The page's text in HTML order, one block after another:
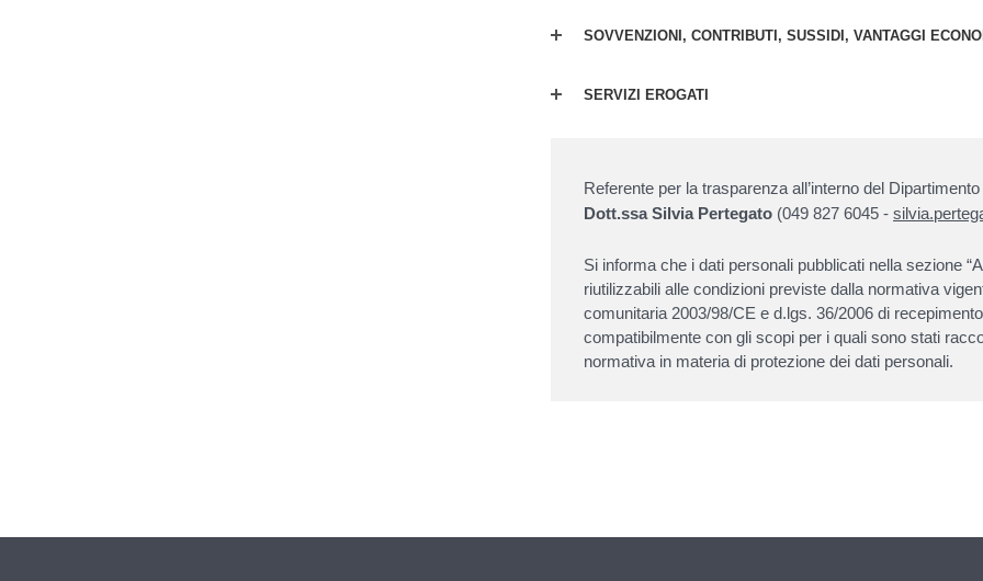
SOVVENZIONI, CONTRIBUTI, SUSSIDI, VANTAGGI
SERVIZI EROGATI
Referente per la trasparenza all’interno del Dipartimento
Dott.ssa Silvia Pertegato (049 827 6045 -
Si informa che i dati personali pubblicati nella sezione
riutilizzabili alle condizioni previste dalla normativa
comunitaria 2003/98/CE e d.lgs. 36/2006 di
compatibilmente con gli scopi per i quali sono stati
normativa in materia di protezione dei dati personali.